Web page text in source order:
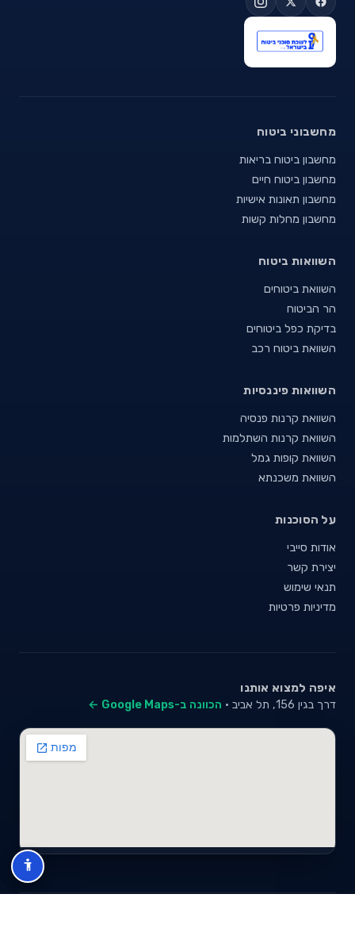
מחשבוני ביטוח
מחשבון ביטוח בריאות
מחשבון ביטוח חיים
מחשבון תאונות אישיות
מחשבון מחלות קשות
השוואות ביטוח
השוואת ביטוחים
הר הביטוח
בדיקת כפל ביטוחים
השוואת ביטוח רכב
השוואות פיננסיות
השוואת קרנות פנסיה
השוואת קרנות השתלמות
השוואת קופות גמל
השוואת משכנתא
על הסוכנות
אודות סייבי
יצירת קשר
תנאי שימוש
מדיניות פרטיות
איפה למצוא אותנו
דרך בגין 156, תל אביב · הכוונה ב-Google Maps ←